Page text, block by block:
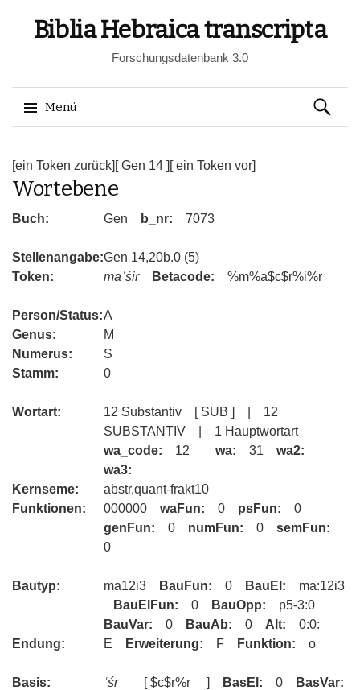
Biblia Hebraica transcripta
Forschungsdatenbank 3.0
Menü
zum
Inhalt
Suchen
nach:
[ein Token zurück] [ Gen 14 ] [ ein Token vor]
Wortebene
Buch: Gen b_nr: 7073
Stellenangabe:Gen 14,20b.0 (5)
Token:
maʿśir Betacode: %m%a$c$r%i%r
Person/Status:A
Genus:
M
Numerus:
S
Stamm:
0
Wortart:
12 Substantiv [ SUB ] | 12
SUBSTANTIV | 1 Hauptwortart
wa_code:
12 wa: 31 wa2:
wa3:
Kernseme:
abstr,quant-frakt10
Funktionen:
000000 waFun: 0 psFun:
0
genFun:
0 numFun: 0 semFun:
0
Bautyp: ma12i3 BauFun: 0 BauEl:
ma:12i3
BauElFun:
0 BauOpp:
p5-3:0
BauVar:
0 BauAb: 0 Alt:
0:0:
Endung:
E Erweiterung: F Funktion: o
Basis: ʿśr [ $c$r%r ] BasEl: 0
BasVar: